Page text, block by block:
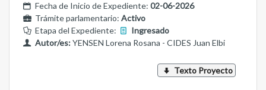
Fecha de Inicio de Expediente: 02-06-2026
Trámite parlamentario: Activo
Etapa del Expediente:
Ingresado
Autor/es:YENSEN Lorena Rosana - CIDES Juan Elbi
Texto Proyecto